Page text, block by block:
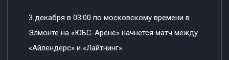
3 декабря в 03:00 по московскому времени в
Элмонте на «ЮБС-Арене» начнется матч между
«Айлендерс» и «Лайтнинг».